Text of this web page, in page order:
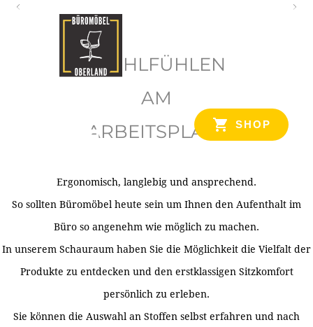
SHOP
WOHLFÜHLEN
AM
ARBEITSPLATZ
Ergonomisch, langlebig und ansprechend.
So sollten Büromöbel heute sein um Ihnen den Aufenthalt im
Büro so angenehm wie möglich zu machen.
In unserem Schauraum haben Sie die Möglichkeit die Vielfalt der
Produkte zu entdecken und den erstklassigen Sitzkomfort
persönlich zu erleben.
Sie können die Auswahl an Stoffen selbst erfahren und nach